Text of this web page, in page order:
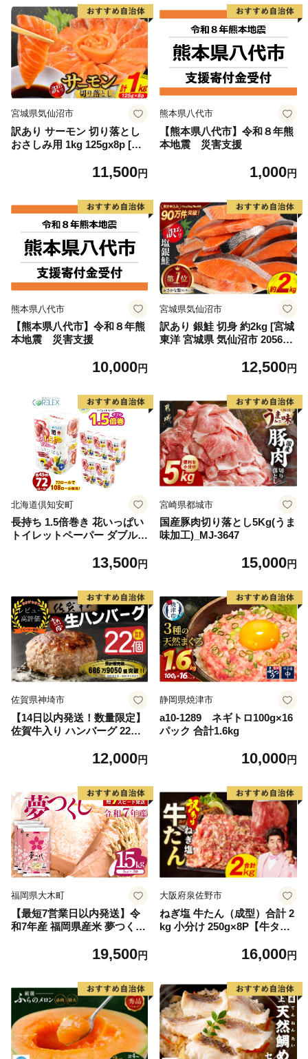
宮城県気仙沼市
訳あり サーモン 切り落とし
おさしみ用 1kg 125gx8p [足
4313] 魚 魚介類 鮭 お刺し身
介
11,500円
熊本県八代市
【熊本県八代市】令和８年熊
本地震 災害支援
1,000円
熊本県八代市
【熊本県八代市】令和８年熊
本地震 災害支援
10,000円
宮城県気仙沼市
訳あり 銀鮭 切身 約2kg [宮城
東洋 宮城県 気仙沼市 205649
格外 不揃い さけ サケ 鮭切身
切り身 魚 わけあり
12,500円
北海道倶知安町
長持ち 1.5倍巻き 花いっぱい
トイレットペーパー ダブル 4
プリント ハーブ 香り付き 日
品 備蓄 送料無料 北海道 倶知
安町 日用品
13,500円
宮崎県都城市
国産豚肉切り落とし5Kg(うま
味加工)_MJ-3647
15,000円
佐賀県神埼市
【14日以内発送！数量限定】
佐賀牛入り ハンバーグ 22個
毛和牛 ブランド牛 九州 ハン
(H083106)
12,000円
静岡県焼津市
a10-1289 ネギトロ100g×16
パック 合計1.6kg
10,000円
福岡県大木町
【最短7営業日以内発送】令
和7年産 福岡県産米 夢つくし
19,500円
大阪府泉佐野市
ねぎ塩 牛たん（成型）合計 2
kg 小分け 250g×8P【牛タン
16,000円